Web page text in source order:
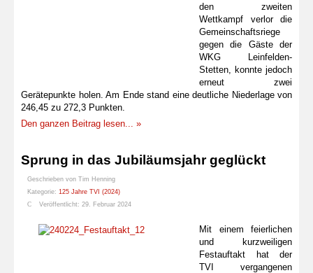
den zweiten
Wettkampf verlor die
Gemeinschaftsriege
gegen die Gäste der
WKG Leinfelden-
Stetten, konnte jedoch
erneut zwei
Gerätepunkte holen. Am Ende stand eine deutliche Niederlage von
246,45 zu 272,3 Punkten.
Den ganzen Beitrag lesen... »
Sprung in das Jubiläumsjahr geglückt
Geschrieben von Tim Henning
Kategorie: 125 Jahre TVI (2024)
Veröffentlicht: 29. Februar 2024
Mit einem feierlichen
und kurzweiligen
Festauftakt hat der
TVI vergangenen